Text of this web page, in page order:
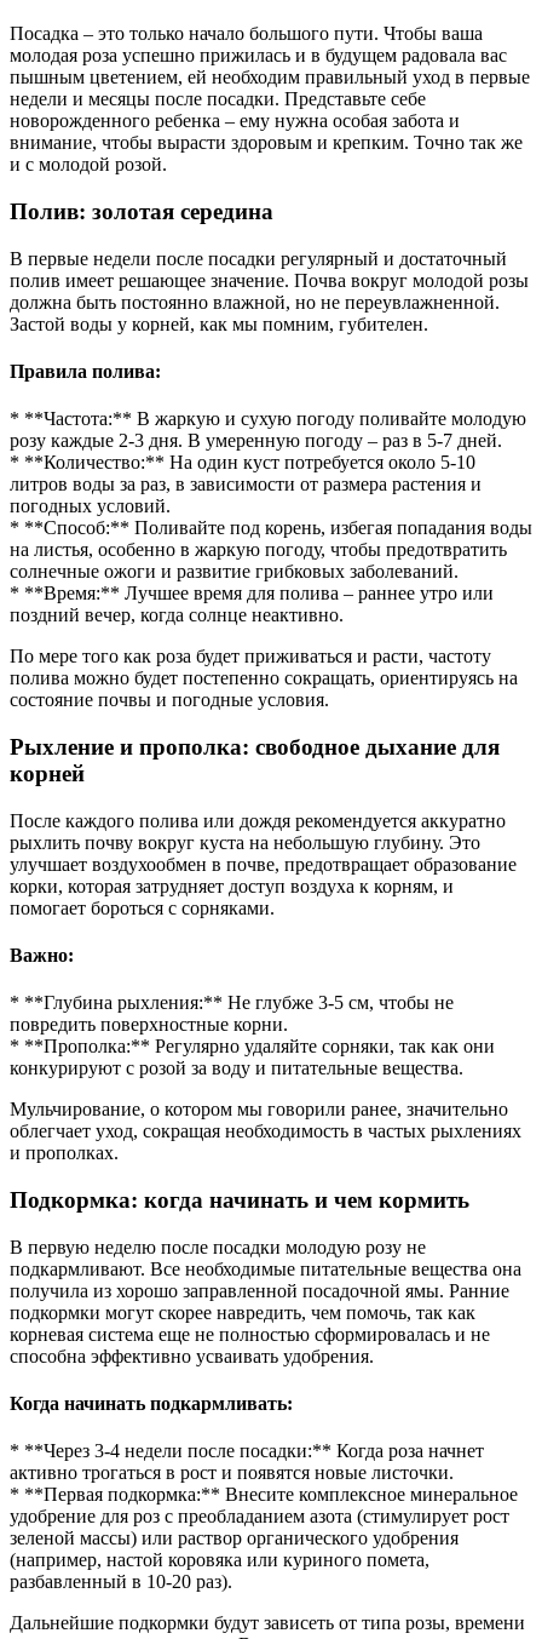
Посадка – это только начало большого пути. Чтобы ваша
молодая роза успешно прижилась и в будущем радовала вас
пышным цветением, ей необходим правильный уход в первые
недели и месяцы после посадки. Представьте себе
новорожденного ребенка – ему нужна особая забота и
внимание, чтобы вырасти здоровым и крепким. Точно так же
и с молодой розой.
Полив: золотая середина
В первые недели после посадки регулярный и достаточный
полив имеет решающее значение. Почва вокруг молодой розы
должна быть постоянно влажной, но не переувлажненной.
Застой воды у корней, как мы помним, губителен.
Правила полива:
* **Частота:** В жаркую и сухую погоду поливайте молодую
розу каждые 2-3 дня. В умеренную погоду – раз в 5-7 дней.
* **Количество:** На один куст потребуется около 5-10
литров воды за раз, в зависимости от размера растения и
погодных условий.
* **Способ:** Поливайте под корень, избегая попадания воды
на листья, особенно в жаркую погоду, чтобы предотвратить
солнечные ожоги и развитие грибковых заболеваний.
* **Время:** Лучшее время для полива – раннее утро или
поздний вечер, когда солнце неактивно.
По мере того как роза будет приживаться и расти, частоту
полива можно будет постепенно сокращать, ориентируясь на
состояние почвы и погодные условия.
Рыхление и прополка: свободное дыхание для
корней
После каждого полива или дождя рекомендуется аккуратно
рыхлить почву вокруг куста на небольшую глубину. Это
улучшает воздухообмен в почве, предотвращает образование
корки, которая затрудняет доступ воздуха к корням, и
помогает бороться с сорняками.
Важно:
* **Глубина рыхления:** Не глубже 3-5 см, чтобы не
повредить поверхностные корни.
* **Прополка:** Регулярно удаляйте сорняки, так как они
конкурируют с розой за воду и питательные вещества.
Мульчирование, о котором мы говорили ранее, значительно
облегчает уход, сокращая необходимость в частых рыхлениях
и прополках.
Подкормка: когда начинать и чем кормить
В первую неделю после посадки молодую розу не
подкармливают. Все необходимые питательные вещества она
получила из хорошо заправленной посадочной ямы. Ранние
подкормки могут скорее навредить, чем помочь, так как
корневая система еще не полностью сформировалась и не
способна эффективно усваивать удобрения.
Когда начинать подкармливать:
* **Через 3-4 недели после посадки:** Когда роза начнет
активно трогаться в рост и появятся новые листочки.
* **Первая подкормка:** Внесите комплексное минеральное
удобрение для роз с преобладанием азота (стимулирует рост
зеленой массы) или раствор органического удобрения
(например, настой коровяка или куриного помета,
разбавленный в 10-20 раз).
Дальнейшие подкормки будут зависеть от типа розы, времени